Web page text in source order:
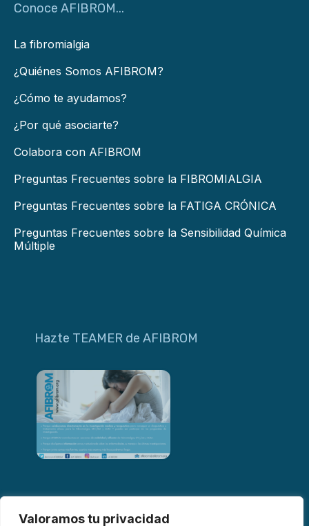
Valoramos tu privacidad
Conoce AFIBROM...
La fibromialgia
¿Quiénes Somos AFIBROM?
¿Cómo te ayudamos?
¿Por qué asociarte?
Colabora con AFIBROM
Preguntas Frecuentes sobre la FIBROMIALGIA
Preguntas Frecuentes sobre la FATIGA CRÓNICA
Preguntas Frecuentes sobre la Sensibilidad Química
Múltiple
Hazte TEAMER de AFIBROM